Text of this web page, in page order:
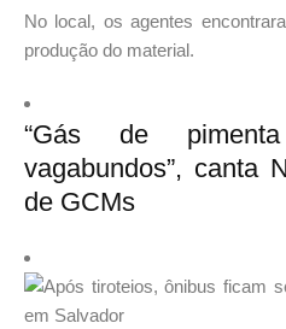
No local, os agentes
produção do material.
“Gás de
vagabundos”, canta
de GCMs